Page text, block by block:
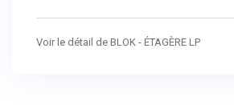
Voir le détail de BLOK - ÉTAGÈRE LP